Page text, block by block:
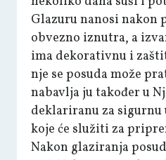
Glazuru nanosi nakon
obvezno iznutra, a
ima dekorativnu i
nje se posuda može
nabavlja ju također u
deklariranu za sigurnu
koje će služiti za
Nakon glaziranja